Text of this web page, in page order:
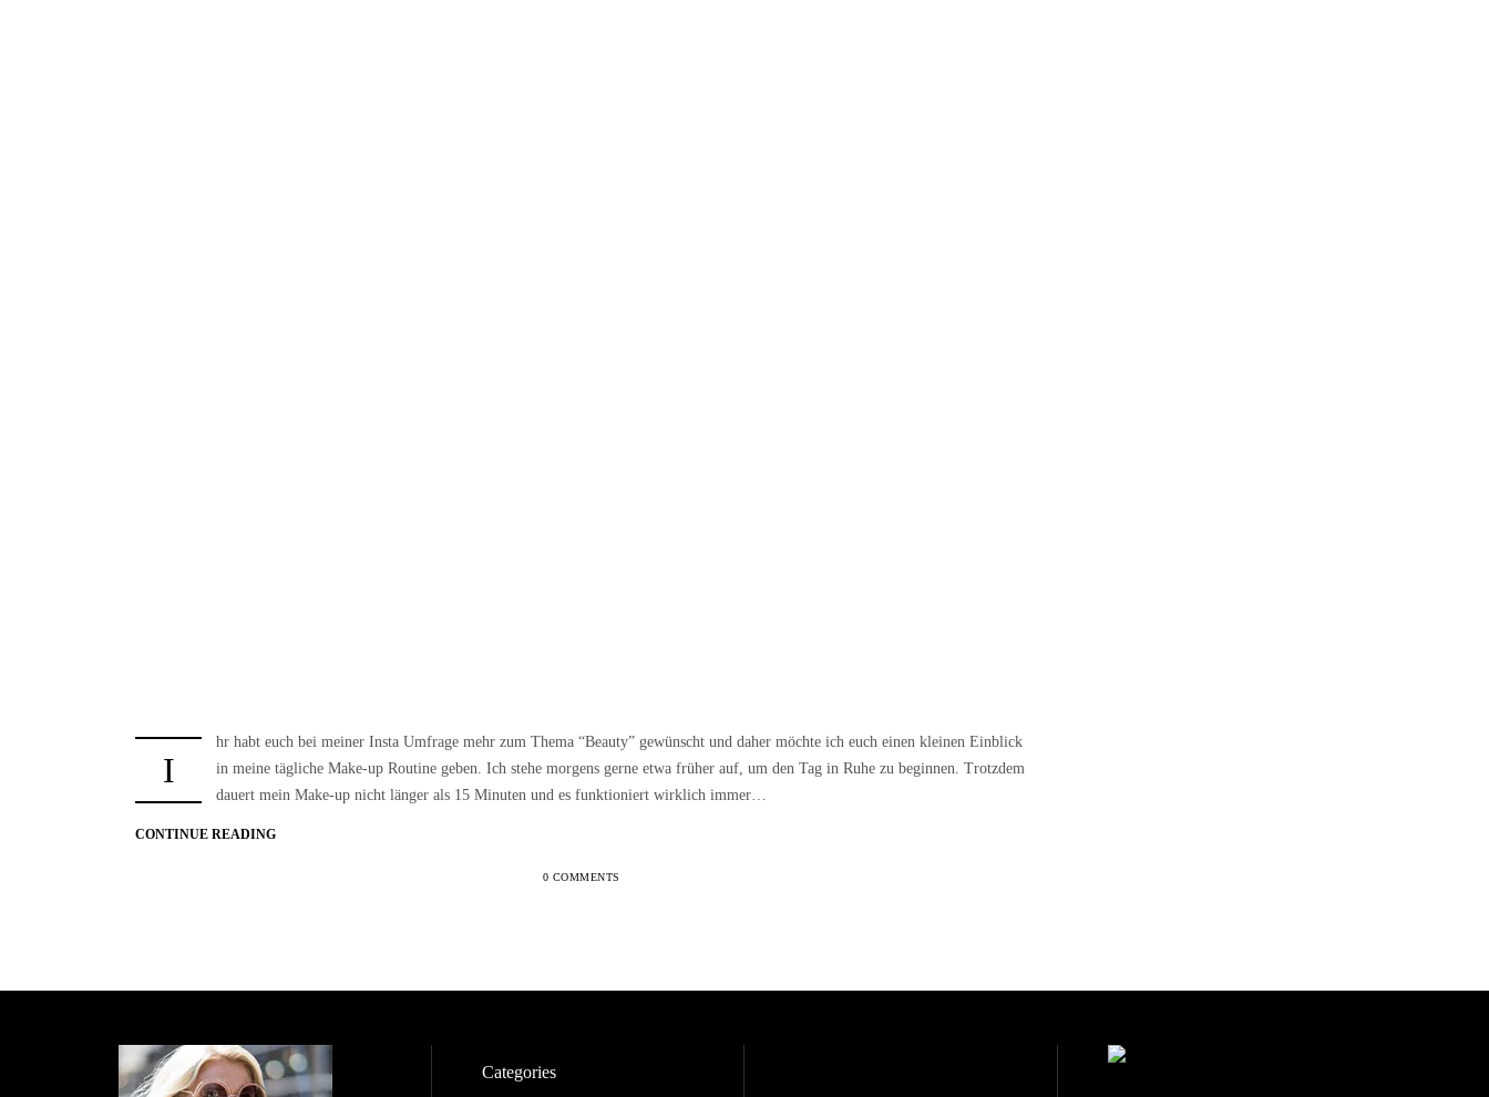
I
hr habt euch bei meiner Insta Umfrage mehr zum Thema “Beauty” gewünscht und daher möchte ich euch einen kleinen Einblick
in meine tägliche Make-up Routine geben. Ich stehe morgens gerne etwa früher auf, um den Tag in Ruhe zu beginnen. Trotzdem
dauert mein Make-up nicht länger als 15 Minuten und es funktioniert wirklich immer…
CONTINUE READING
0 COMMENTS
Categories